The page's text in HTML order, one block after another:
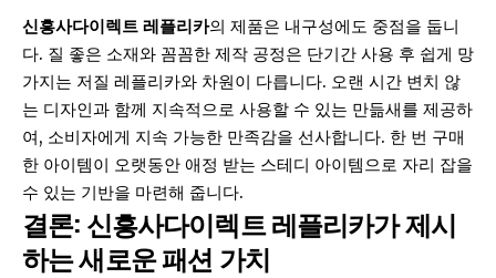
신흥사다이렉트 레플리카의 제품은 내구성에도 중점을 둡니
다. 질 좋은 소재와 꼼꼼한 제작 공정은 단기간 사용 후 쉽게 망
가지는 저질 레플리카와 차원이 다릅니다. 오랜 시간 변치 않
는 디자인과 함께 지속적으로 사용할 수 있는 만듦새를 제공하
여, 소비자에게 지속 가능한 만족감을 선사합니다. 한 번 구매
한 아이템이 오랫동안 애정 받는 스테디 아이템으로 자리 잡을
수 있는 기반을 마련해 줍니다.
결론: 신흥사다이렉트 레플리카가 제시
하는 새로운 패션 가치